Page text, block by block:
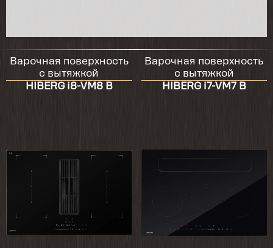
Варочная поверхность
с вытяжкой
HIBERG i8-VM8 B
Варочная поверхность
с вытяжкой
HIBERG i7-VM7 B